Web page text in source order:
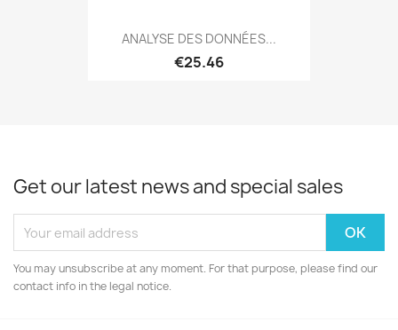
ANALYSE DES DONNÉES...
€25.46
Get our latest news and special sales
You may unsubscribe at any moment. For that purpose, please find our
contact info in the legal notice.